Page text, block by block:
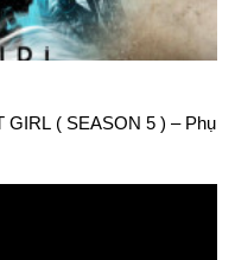
GIRL ( SEASON 5 ) – Phụ